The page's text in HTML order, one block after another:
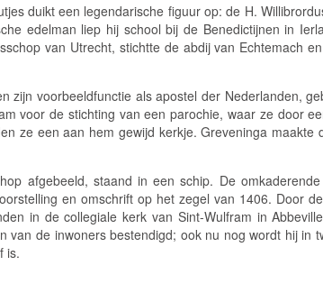
duikt een legendarische figuur op: de H.
edelman liep hij school bij de Benedictijnen in
van Utrecht, stichtte de abdij van Echtemach
zijn voorbeeldfunctie als apostel der Nederlanden,
voor de stichting van een parochie, waar ze door
ze een aan hem gewijd kerkje. Greveninga maakte
afgebeeld, staand in een schip. De
en omschrift op het zegel van 1406. Door
in de collegiale kerk van Sint-Wulfram in
de inwoners bestendigd; ook nu nog wordt hij in
is.